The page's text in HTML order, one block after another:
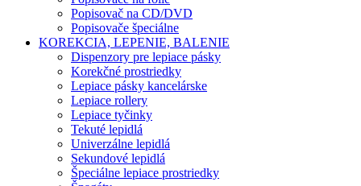
Popisovač na CD/DVD
Popisovače špeciálne
KOREKCIA, LEPENIE, BALENIE
Dispenzory pre lepiace pásky
Korekčné prostriedky
Lepiace pásky kancelárske
Lepiace rollery
Lepiace tyčinky
Tekuté lepidlá
Univerzálne lepidlá
Sekundové lepidlá
Špeciálne lepiace prostriedky